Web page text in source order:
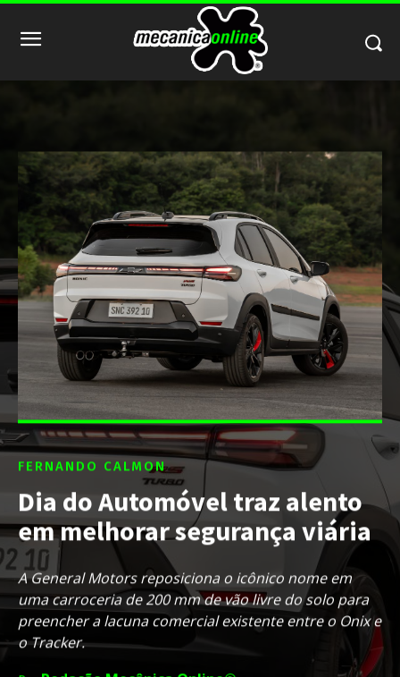
FERNANDO CALMON
Dia do Automóvel traz alento
em melhorar segurança viária
A General Motors reposiciona o icônico nome em
uma carroceria de 200 mm de vão livre do solo para
preencher a lacuna comercial existente entre o Onix e
o Tracker.